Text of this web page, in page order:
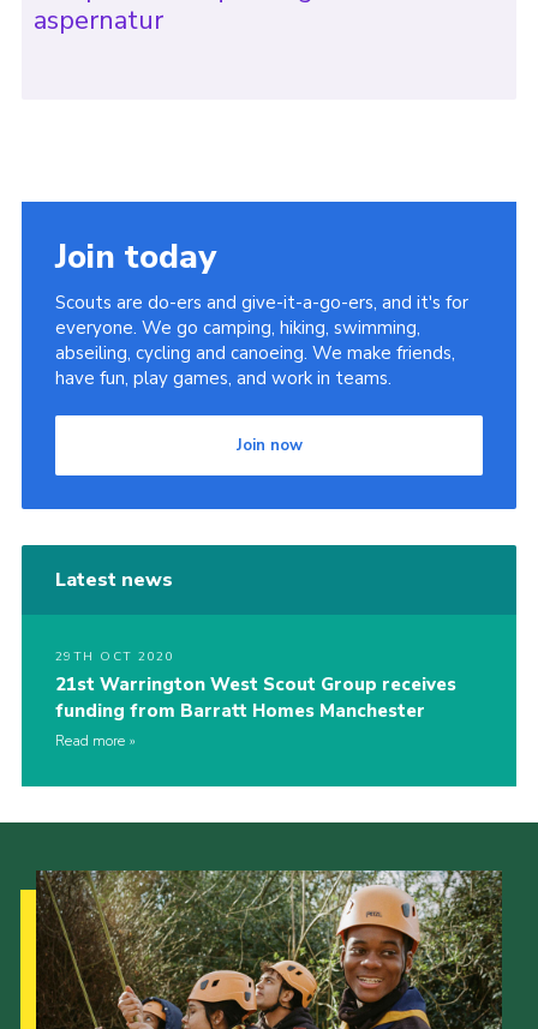
aspernatur
Join today
Scouts are do-ers and give-it-a-go-ers, and it's for
everyone. We go camping, hiking, swimming,
abseiling, cycling and canoeing. We make friends,
have fun, play games, and work in teams.
Join now
Latest news
29TH OCT 2020
21st Warrington West Scout Group receives
funding from Barratt Homes Manchester
Read more